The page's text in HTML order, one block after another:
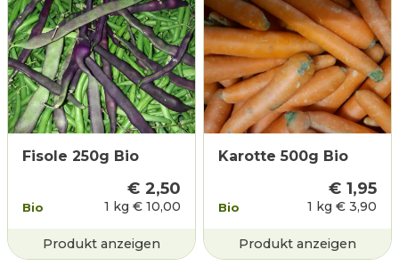
Fisole 250g Bio
Bio
€ 2,50
1 kg € 10,00
Produkt anzeigen
Karotte 500g Bio
Bio
€ 1,95
1 kg € 3,90
Produkt anzeigen